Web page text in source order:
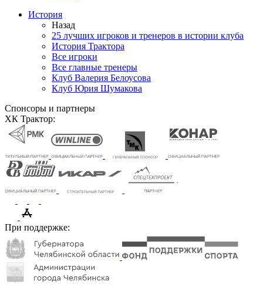
История
Назад
25 лучших игроков и тренеров в истории клуба
История Трактора
Все игроки
Все главные тренеры
Клуб Валерия Белоусова
Клуб Юрия Шумакова
Спонсоры и партнеры
ХК Трактор:
При поддержке: